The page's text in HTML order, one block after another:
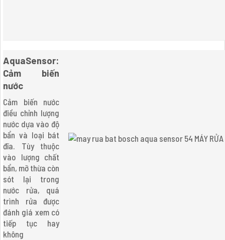
AquaSensor:
Cảm biến
nước
Cảm biến nước
điều chỉnh lượng
nước dựa vào độ
bẩn và loại bát
đĩa. Tùy thuộc
vào lượng chất
bẩn, mỡ thừa còn
sót lại trong
nước rửa, quá
trình rửa được
đánh giá xem có
tiếp tục hay
không